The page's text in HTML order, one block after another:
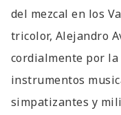
del mezcal en los
tricolor, Alejandro
cordialmente por
instrumentos
simpatizantes y